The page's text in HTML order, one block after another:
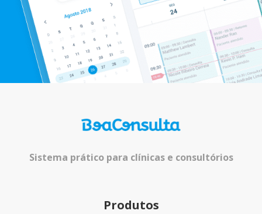
Sistema prático para clínicas e consultórios
Produtos